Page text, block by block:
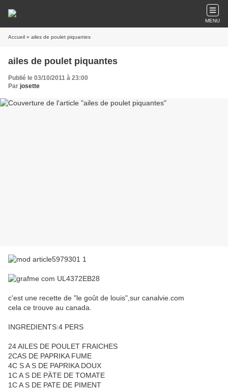
MENU
Accueil » ailes de poulet piquantes
ailes de poulet piquantes
Publié le 03/10/2011 à 23:00
Par josette
c'est une recette de "le goût de louis",sur canalvie.com
cela ce trouve au canada.
INGREDIENTS:4 PERS
24 AILES DE POULET FRAICHES
2CAS DE PAPRIKA FUME
4C S A S DE PAPRIKA DOUX
1C A S DE PÄTE DE TOMATE
1C A S DE PATE DE PIMENT